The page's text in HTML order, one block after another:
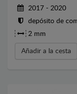
2017 - 2020
depósito de
2 mm
Añadir a la cesta